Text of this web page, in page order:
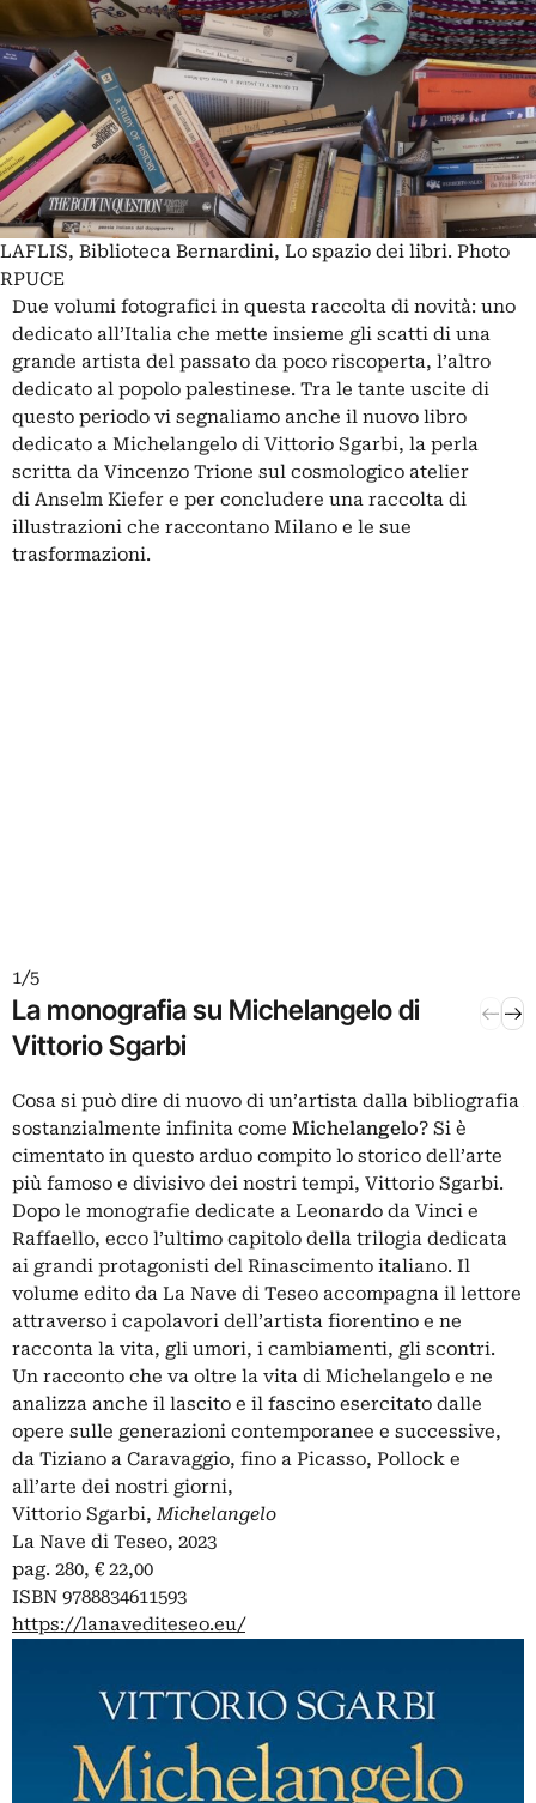
LAFLIS, Biblioteca Bernardini, Lo spazio dei libri. Photo
RPUCE
Due volumi fotografici in questa raccolta di novità: uno
dedicato all’Italia che mette insieme gli scatti di una
grande artista del passato da poco riscoperta, l’altro
dedicato al popolo palestinese. Tra le tante uscite di
questo periodo vi segnaliamo anche il nuovo libro
dedicato a Michelangelo di Vittorio Sgarbi, la perla
scritta da Vincenzo Trione sul cosmologico atelier
di Anselm Kiefer e per concludere una raccolta di
illustrazioni che raccontano Milano e le sue
trasformazioni.
1 / 5
La monografia su Michelangelo di
Vittorio Sgarbi
Le
Cosa si può dire di nuovo di un’artista dalla bibliografia
sostanzialmente infinita come Michelangelo? Si è
cimentato in questo arduo compito lo storico dell’arte
più famoso e divisivo dei nostri tempi, Vittorio Sgarbi.
Dopo le monografie dedicate a Leonardo da Vinci e
Raffaello, ecco l’ultimo capitolo della trilogia dedicata
ai grandi protagonisti del Rinascimento italiano. Il
volume edito da La Nave di Teseo accompagna il lettore
attraverso i capolavori dell’artista fiorentino e ne
racconta la vita, gli umori, i cambiamenti, gli scontri.
Un racconto che va oltre la vita di Michelangelo e ne
analizza anche il lascito e il fascino esercitato dalle
opere sulle generazioni contemporanee e successive,
da Tiziano a Caravaggio, fino a Picasso, Pollock e
all’arte dei nostri giorni,
Vittorio Sgarbi,Michelangelo
La Nave di Teseo, 2023
pag. 280, € 22,00
ISBN 9788834611593
https://lanavediteseo.eu/